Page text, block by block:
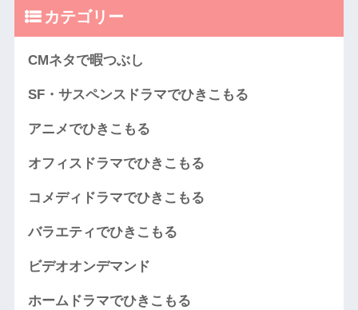
カテゴリー
CMネタで暇つぶし
SF・サスペンスドラマでひきこもる
アニメでひきこもる
オフィスドラマでひきこもる
コメディドラマでひきこもる
バラエティでひきこもる
ビデオオンデマンド
ホームドラマでひきこもる